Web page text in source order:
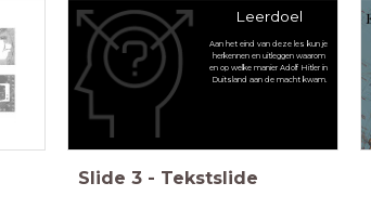
Leerdoel
Aan het eind van deze les kun je
herkennen en uitleggen waarom
en op welke manier Adolf Hitler in
Duitsland aan de macht kwam.
Slide 3 - Tekstslide